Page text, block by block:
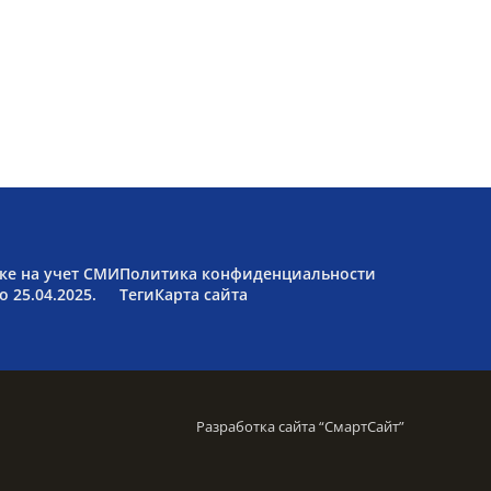
на учет СМИ
25.04.2025.
Политика конфиденциальности
ТегиКарта сайта
Разработка сайта “СмартСайт”